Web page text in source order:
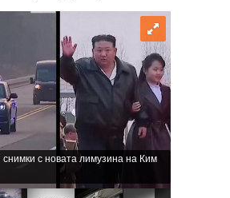
снимки с новата лимузина на Ким